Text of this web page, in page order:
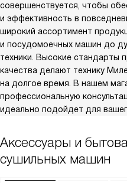
совершенствуется, чтобы
и эффективность в
широкий ассортимент
и посудомоечных машин до
техники. Высокие стандарты
качества делают технику
на долгое время. В нашем
профессиональную
идеально подойдет для
Аксессуары и
сушильных машин